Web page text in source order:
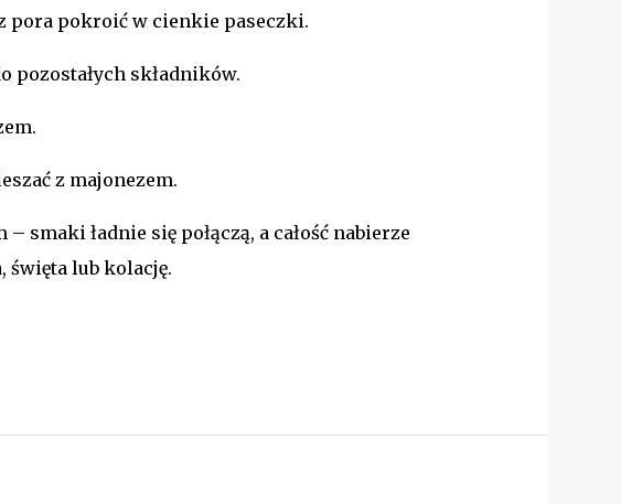
pora pokroić w cienkie paseczki.
pozostałych składników.
z majonezem.
smaki ładnie się połączą, a całość nabierze
święta lub kolację.